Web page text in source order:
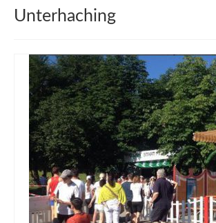
muveAWAY
muveLIVELY
muveBOLDLY
muveFAR
Unterhaching